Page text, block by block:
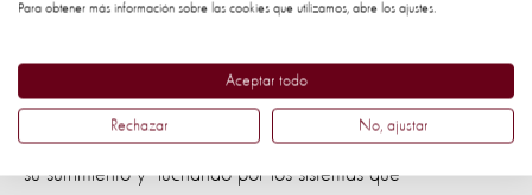
un cambio para los pollos
Estamos en defensa de los pollos, dejando al descubierto
su sufrimiento y luchando por los sistemas que
Para obtener más información sobre las cookies que utilizamos, abre los ajustes.
Aceptar todo
Rechazar No, ajustar